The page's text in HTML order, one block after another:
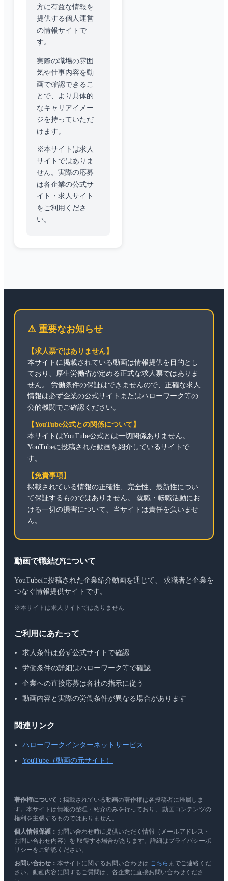
方に有益な情報を
提供する個人運営
の情報サイトで
す。
実際の職場の雰囲
気や仕事内容を動
画で確認できるこ
とで、より具体的
なキャリアイメー
ジを持っていただ
けます。
※本サイトは求人
サイトではありま
せん。実際の応募
は各企業の公式サ
イト・求人サイト
をご利用くださ
い。
⚠️ 重要なお知らせ
【求人票ではありません】
本サイトに掲載されている動画は情報提供を目的とし
ており、厚生労働省が定める正式な求人票ではありま
せん。 労働条件の保証はできませんので、正確な求人
情報は必ず企業の公式サイトまたはハローワーク等の
公的機関でご確認ください。
【YouTube公式との関係について】
本サイトはYouTube公式とは一切関係ありません。
YouTubeに投稿された動画を紹介しているサイトで
す。
【免責事項】
掲載されている情報の正確性、完全性、最新性につい
て保証するものではありません。 就職・転職活動にお
ける一切の損害について、当サイトは責任を負いませ
ん。
動画で職結びについて
YouTubeに投稿された企業紹介動画を通じて、 求職者と企業を
つなぐ情報提供サイトです。
※本サイトは求人サイトではありません
ご利用にあたって
求人条件は必ず公式サイトで確認
労働条件の詳細はハローワーク等で確認
企業への直接応募は各社の指示に従う
動画内容と実際の労働条件が異なる場合があります
関連リンク
ハローワークインターネットサービス
YouTube（動画の元サイト）
著作権について： 掲載されている動画の著作権は各投稿者に帰属しま
す。本サイトは情報の整理・紹介のみを行っており、 動画コンテンツの
権利を主張するものではありません。
個人情報保護： お問い合わせ時に提供いただく情報（メールアドレス・
お問い合わせ内容）を 取得する場合があります。詳細はプライバシーポ
リシーをご確認ください。
お問い合わせ： 本サイトに関するお問い合わせは こちら までご連絡くだ
さい。動画内容に関するご質問は、各企業に直接お問い合わせくださ